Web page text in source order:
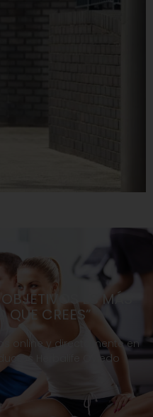
ES MÁS
QUE CREES”
online y directamente en
Herbalife Oviedo